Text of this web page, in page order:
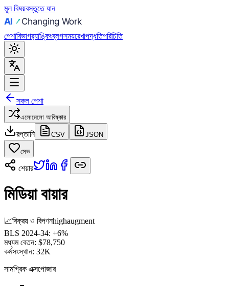
মূল বিষয়বস্তুতে যান
পেশাবিভাগর‍্যাঙ্কিংব্লগসময়রেখাপদ্ধতিপরিচিতি
সকল পেশা
এলোমেলো আবিষ্কার
রপ্তানি CSV JSON
সেভ
শেয়ার
মিডিয়া বায়ার
📈বিক্রয় ও বিপণনhighaugment
BLS 2024-34: +6%
মধ্যম বেতন: $78,750
কর্মসংস্থান: 32K
সামগ্রিক এক্সপোজার